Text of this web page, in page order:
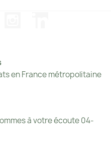
en France métropolitaine
à votre écoute 04-